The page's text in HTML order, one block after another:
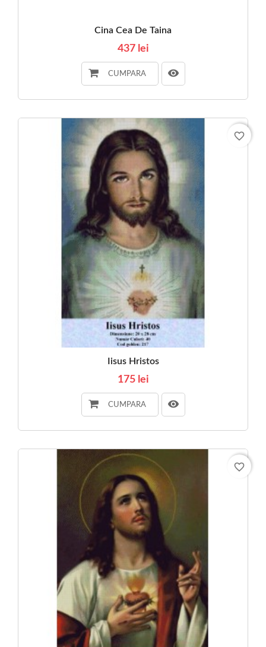
Cina Cea De Taina
437 lei
CUMPARA
Iisus Hristos
175 lei
CUMPARA
favorite_border
favorite_border